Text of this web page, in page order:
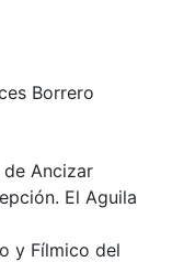
Borrero
Ancizar
El Aguila
y Fílmico del